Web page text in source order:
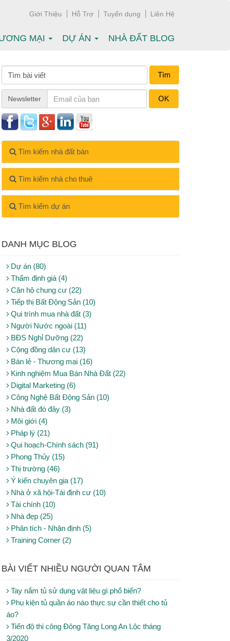
Giới Thiệu Hỗ Trợ Tuyển dụng Liên Hệ
MẠI DỰ ÁN NHÀ ĐẤT BLOG
Tìm
Newsletter OK
Tìm kiếm nhà đất bán
Tìm kiếm nhà cho thuê
Tìm kiếm dự án
DANH MỤC BLOG
Dự án (80)
Thẩm định giá (4)
Căn hộ chung cư (22)
Tiếp thị Bất Động Sản (10)
Qui trình mua nhà đất (3)
Người Nước ngoài (11)
BĐS Nghỉ Dưỡng (22)
Cộng đồng dân cư (13)
Bán lẻ - Thương mại (16)
Kinh nghiệm Mua Bán Nhà Đất (22)
Digital Marketing (6)
Công Nghệ Bất Động Sản (10)
Nhà đất đó đây (3)
Môi giới (4)
Pháp lý (21)
Qui hoạch-Chính sách (91)
Phong Thủy (15)
Thị trường (46)
Ý kiến chuyên gia (17)
Nhà ở xã hội-Tái định cư (10)
Tài chính (10)
Nhà đẹp (25)
Phân tích - Nhận định (5)
Training Corner (2)
BÀI VIẾT NHIỀU NGƯỜI QUAN TÂM
Tay nắm tủ sử dụng vật liệu gì phổ biến?
Phụ kiện tủ quần áo nào thực sự cần thiết cho tủ
áo?
Tiến độ thi công Đông Tăng Long An Lộc tháng
3/2020